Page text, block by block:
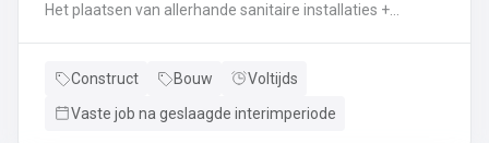
Het plaatsen van allerhande sanitaire installaties +
sanitaire toestellenBij Klanten herstellingen gaan
Neem gerust de vacature even door! Indien je nog vragen
Construct Bouw
Voltijds
Vaste job na geslaagde interimperiode